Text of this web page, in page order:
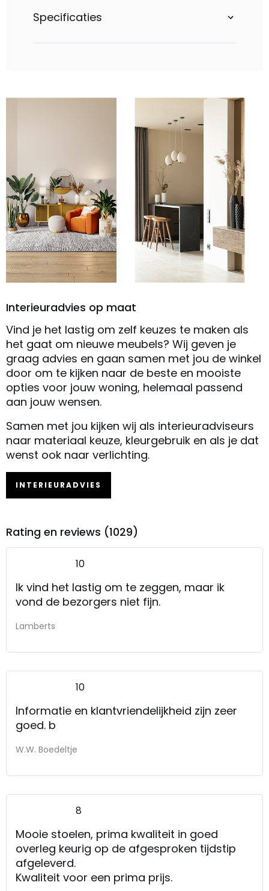
Specificaties
Interieuradvies op maat
Vind je het lastig om zelf keuzes te maken als
het gaat om nieuwe meubels? Wij geven je
graag advies en gaan samen met jou de winkel
door om te kijken naar de beste en mooiste
opties voor jouw woning, helemaal passend
aan jouw wensen.
Samen met jou kijken wij als interieuradviseurs
naar materiaal keuze, kleurgebruik en als je dat
wenst ook naar verlichting.
INTERIEURADVIES
Rating en reviews (1029)
10
Ik vind het lastig om te zeggen, maar ik
vond de bezorgers niet fijn.
Lamberts
10
Informatie en klantvriendelijkheid zijn zeer
goed. b
W.W. Boedeltje
8
Mooie stoelen, prima kwaliteit in goed
overleg keurig op de afgesproken tijdstip
afgeleverd.
Kwaliteit voor een prima prijs.